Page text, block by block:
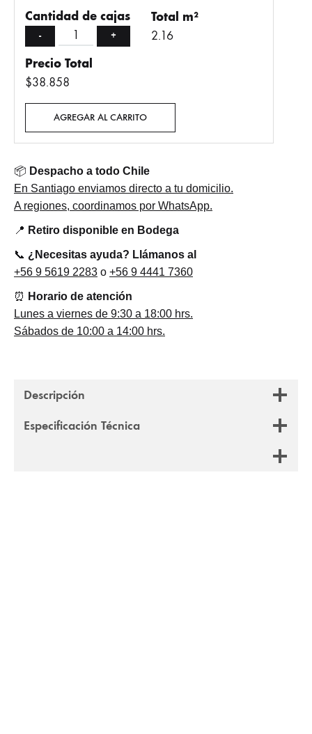
Cantidad de cajas
- +
Total m²
2.16
Precio Total
$38.858
AGREGAR AL CARRITO
📦 Despacho a todo Chile
En Santiago enviamos directo a tu domicilio.
A regiones, coordinamos por WhatsApp.
📍 Retiro disponible en Bodega
📞 ¿Necesitas ayuda? Llámanos al
+56 9 5619 2283 o +56 9 4441 7360
⏰ Horario de atención
Lunes a viernes de 9:30 a 18:00 hrs.
Sábados de 10:00 a 14:00 hrs.
Descripción
Especificación Técnica